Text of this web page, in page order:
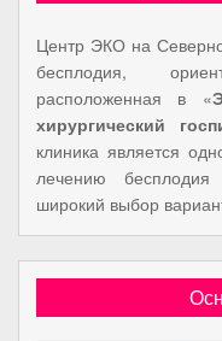
Центр ЭКО на
бесплодия,
расположенная в «
хирургический
клиника является
лечению
широкий выбор